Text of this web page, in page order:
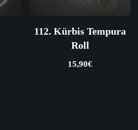
112. Kürbis Tempura
Roll
15,90€